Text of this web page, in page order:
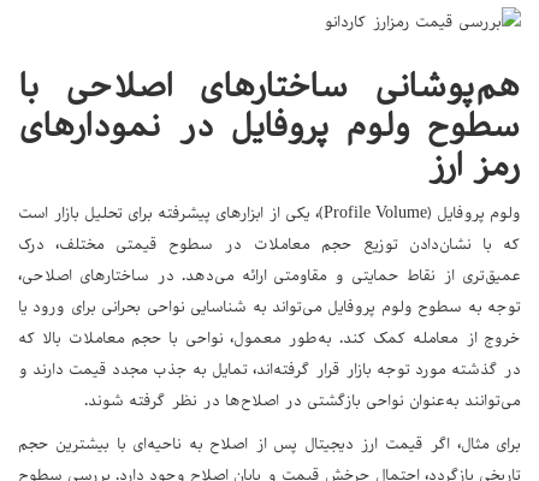
هم‌پوشانی ساختارهای اصلاحی با
سطوح ولوم پروفایل در نمودارهای
رمز ارز
ولوم پروفایل (Profile Volume)، یکی از ابزارهای پیشرفته برای تحلیل بازار است
که با نشان‌دادن توزیع حجم معاملات در سطوح قیمتی مختلف، درک
عمیق‌تری از نقاط حمایتی و مقاومتی ارائه می‌دهد. در ساختارهای اصلاحی،
توجه به سطوح ولوم پروفایل می‌تواند به شناسایی نواحی بحرانی برای ورود یا
خروج از معامله کمک کند. به‌طور معمول، نواحی با حجم معاملات بالا که
در گذشته مورد توجه بازار قرار گرفته‌اند، تمایل به جذب مجدد قیمت دارند و
می‌توانند به‌عنوان نواحی بازگشتی در اصلاح‌ها در نظر گرفته شوند.
برای مثال، اگر قیمت ارز دیجیتال پس از اصلاح به ناحیه‌ای با بیشترین حجم
تاریخی بازگردد، احتمال چرخش قیمت و پایان اصلاح وجود دارد. بررسی سطوح